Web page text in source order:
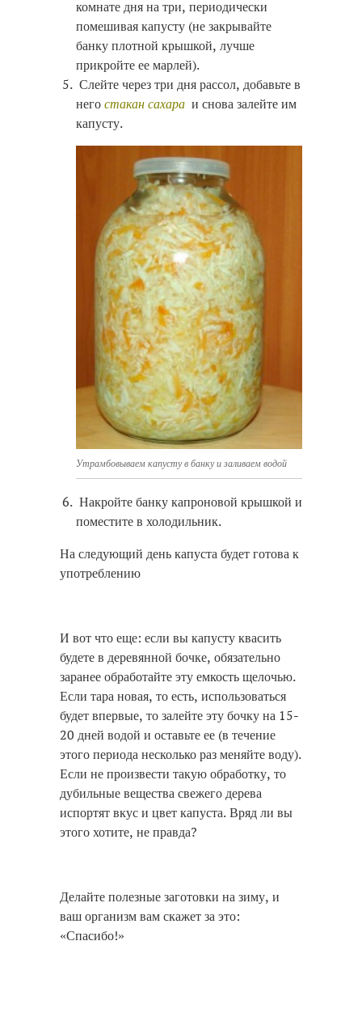
комнате дня на три, периодически
помешивая капусту (не закрывайте
банку плотной крышкой, лучше
прикройте ее марлей).
Слейте через три дня рассол, добавьте в
негостакан сахара и снова залейте им
капусту.
Утрамбовываем капусту в банку и заливаем водой
Накройте банку капроновой крышкой и
поместите в холодильник.
На следующий день капуста будет готова к
употреблению
И вот что еще: если вы капусту квасить
будете в деревянной бочке, обязательно
заранее обработайте эту емкость щелочью.
Если тара новая, то есть, использоваться
будет впервые, то залейте эту бочку на 15-
20 дней водой и оставьте ее (в течение
этого периода несколько раз меняйте воду).
Если не произвести такую обработку, то
дубильные вещества свежего дерева
испортят вкус и цвет капуста. Вряд ли вы
этого хотите, не правда?
Делайте полезные заготовки на зиму, и
ваш организм вам скажет за это:
«Спасибо!»